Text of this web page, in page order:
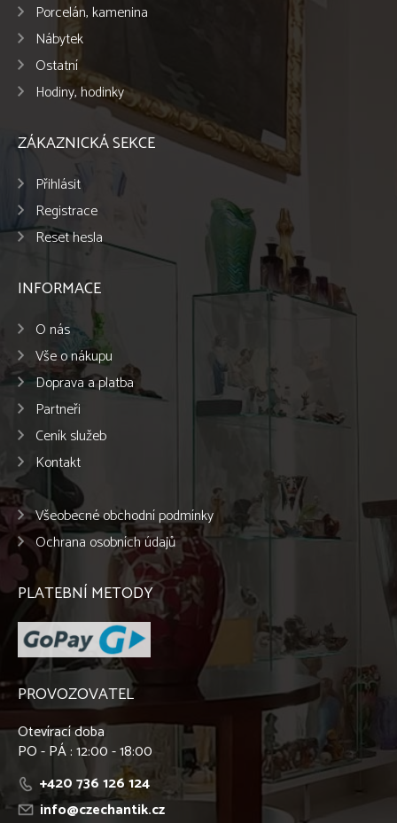
Porcelán, kamenina
Nábytek
Ostatní
Hodiny, hodinky
ZÁKAZNICKÁ SEKCE
Přihlásit
Registrace
Reset hesla
INFORMACE
O nás
Vše o nákupu
Doprava a platba
Partneři
Ceník služeb
Kontakt
Všeobecné obchodní podmínky
Ochrana osobních údajů
PLATEBNÍ METODY
PROVOZOVATEL
Otevírací doba
PO - PÁ : 12:00 - 18:00
+420 736 126 124
info@czechantik.cz